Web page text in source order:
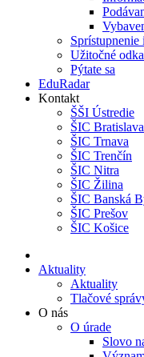
Užitočné
Pýtate sa
EduRadar
Kontakt
ŠŠI Ústredie
ŠIC Bratislava
ŠIC Trnava
ŠIC Trenčín
ŠIC Nitra
ŠIC Žilina
ŠIC Banská
ŠIC Prešov
ŠIC Košice
Aktuality
Aktuality
Tlačové
O nás
O úrade
Slovo